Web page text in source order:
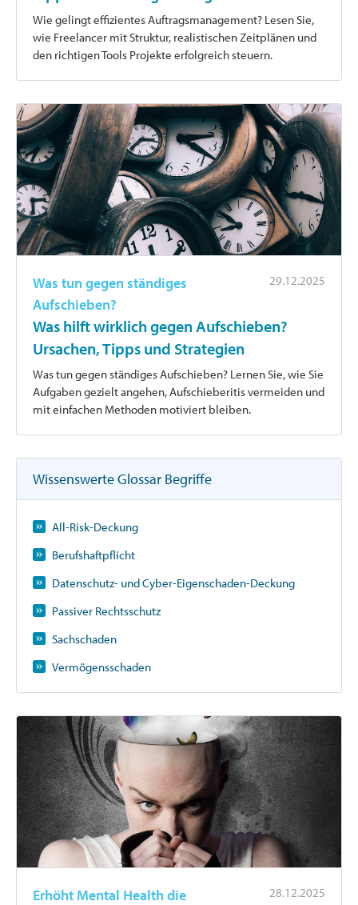
Wie gelingt effizientes Auftragsmanagement? Lesen Sie,
wie Freelancer mit Struktur, realistischen Zeitplänen und
den richtigen Tools Projekte erfolgreich steuern.
29.12.2025
Was tun gegen ständiges
Aufschieben?
Was hilft wirklich gegen Aufschieben?
Ursachen, Tipps und Strategien
Was tun gegen ständiges Aufschieben? Lernen Sie, wie Sie
Aufgaben gezielt angehen, Aufschieberitis vermeiden und
mit einfachen Methoden motiviert bleiben.
Wissenswerte Glossar Begriffe
All-Risk-Deckung
Berufshaftpflicht
Datenschutz- und Cyber-Eigenschaden-Deckung
Passiver Rechtsschutz
Sachschaden
Vermögensschaden
28.12.2025
Erhöht Mental Health die